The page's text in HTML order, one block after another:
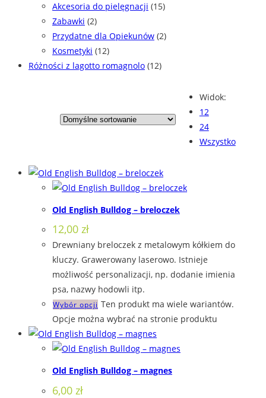
Widok:
12
24
Wszystko
Old English Bulldog – breloczek
12,00 zł
Drewniany breloczek z metalowym kółkiem do
kluczy. Grawerowany laserowo. Istnieje
możliwość personalizacji, np. dodanie imienia
psa, nazwy hodowli itp.
Wybór opcji Ten produkt ma wiele wariantów.
Opcje można wybrać na stronie produktu
Old English Bulldog – magnes
6,00 zł
Akcesoria do pielęgnacji (15)
Zabawki (2)
Przydatne dla Opiekunów (2)
Kosmetyki (12)
Różności z lagotto romagnolo (12)